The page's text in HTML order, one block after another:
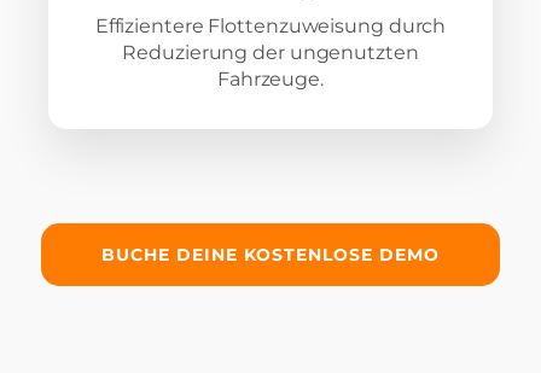
Effizientere Flottenzuweisung durch
Reduzierung der ungenutzten
Fahrzeuge.
BUCHE DEINE KOSTENLOSE DEMO